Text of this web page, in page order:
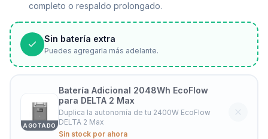
completo o respaldo prolongado.
Sin batería extra
Puedes agregarla más adelante.
AGOTADO
Batería Adicional 2048Wh EcoFlow
para DELTA 2 Max
Duplica la autonomía de tu 2400W EcoFlow
DELTA 2 Max
Sin stock por ahora